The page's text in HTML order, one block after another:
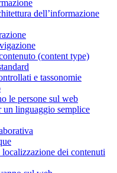
dell’informazione
(content type)
e tassonomie
le persone sul web
un linguaggio semplice
dei contenuti